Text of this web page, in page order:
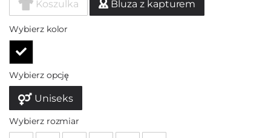
Koszulka Bluza z kapturem
Wybierz kolor
Wybierz opcję
Uniseks
Wybierz rozmiar